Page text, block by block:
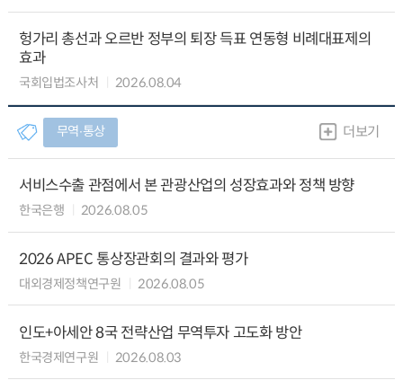
헝가리 총선과 오르반 정부의 퇴장 득표 연동형 비례대표제의
효과
국회입법조사처 2026.08.04
무역∙통상 더보기
서비스수출 관점에서 본 관광산업의 성장효과와 정책 방향
한국은행 2026.08.05
2026 APEC 통상장관회의 결과와 평가
대외경제정책연구원 2026.08.05
인도+아세안 8국 전략산업 무역투자 고도화 방안
한국경제연구원 2026.08.03